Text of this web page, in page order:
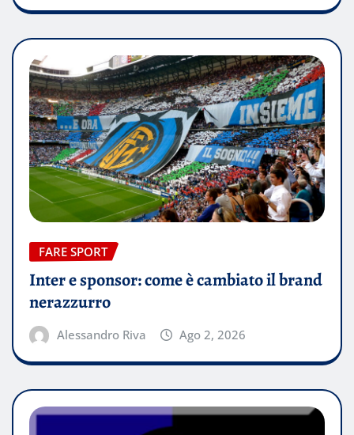
FARE SPORT
Inter e sponsor: come è cambiato il brand
nerazzurro
Alessandro Riva Ago 2, 2026